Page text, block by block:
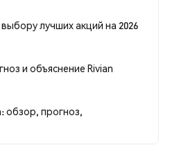
лучших акций на 2026
и объяснение Rivian
обзор, прогноз,